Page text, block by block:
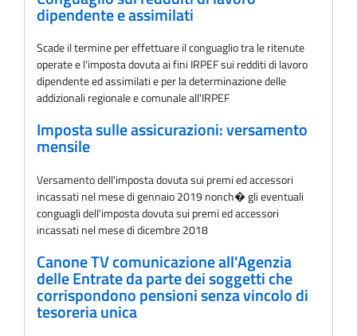
dipendente e assimilati
Scade il termine per effettuare il conguaglio tra le ritenute
operate e l'imposta dovuta ai fini IRPEF sui redditi di lavoro
dipendente ed assimilati e per la determinazione delle
addizionali regionale e comunale all'IRPEF
Imposta sulle assicurazioni: versamento
mensile
Versamento dell'imposta dovuta sui premi ed accessori
incassati nel mese di gennaio 2019 nonch� gli eventuali
conguagli dell'imposta dovuta sui premi ed accessori
incassati nel mese di dicembre 2018
Canone TV comunicazione all'Agenzia
delle Entrate da parte dei soggetti che
corrispondono pensioni senza vincolo di
tesoreria unica